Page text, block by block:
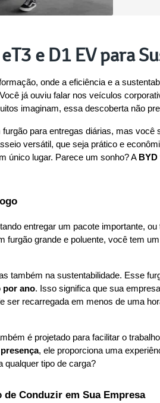
e D1 EV para
onde a eficiência e a
já ouviu falar nos veículos
imaginam, essa descoberta não
para entregas diárias, mas
versátil, que seja prático e
único lugar. Parece um sonho? A BYD
entregar um pacote importante,
furgão grande e poluente, você tem um
também na sustentabilidade. Esse
por ano. Isso significa que sua
ser recarregada em menos de uma
é projetado para facilitar o
qualquer tipo de carga?
Conduzir em Sua Empresa